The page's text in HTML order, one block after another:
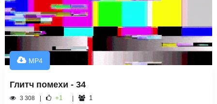
MP4
Глитч помехи - 34
3 308 +1
1